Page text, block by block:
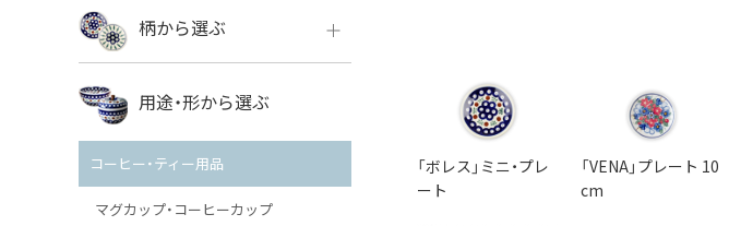
「ボレス」ミニ・プレ
ート
「VENA」プレート 10
cm
ボレス
VENA
ミレナ
柄から選ぶ
ボレス
用途・形から選ぶ
コーヒー・ティー用品
マグカップ・コーヒーカップ